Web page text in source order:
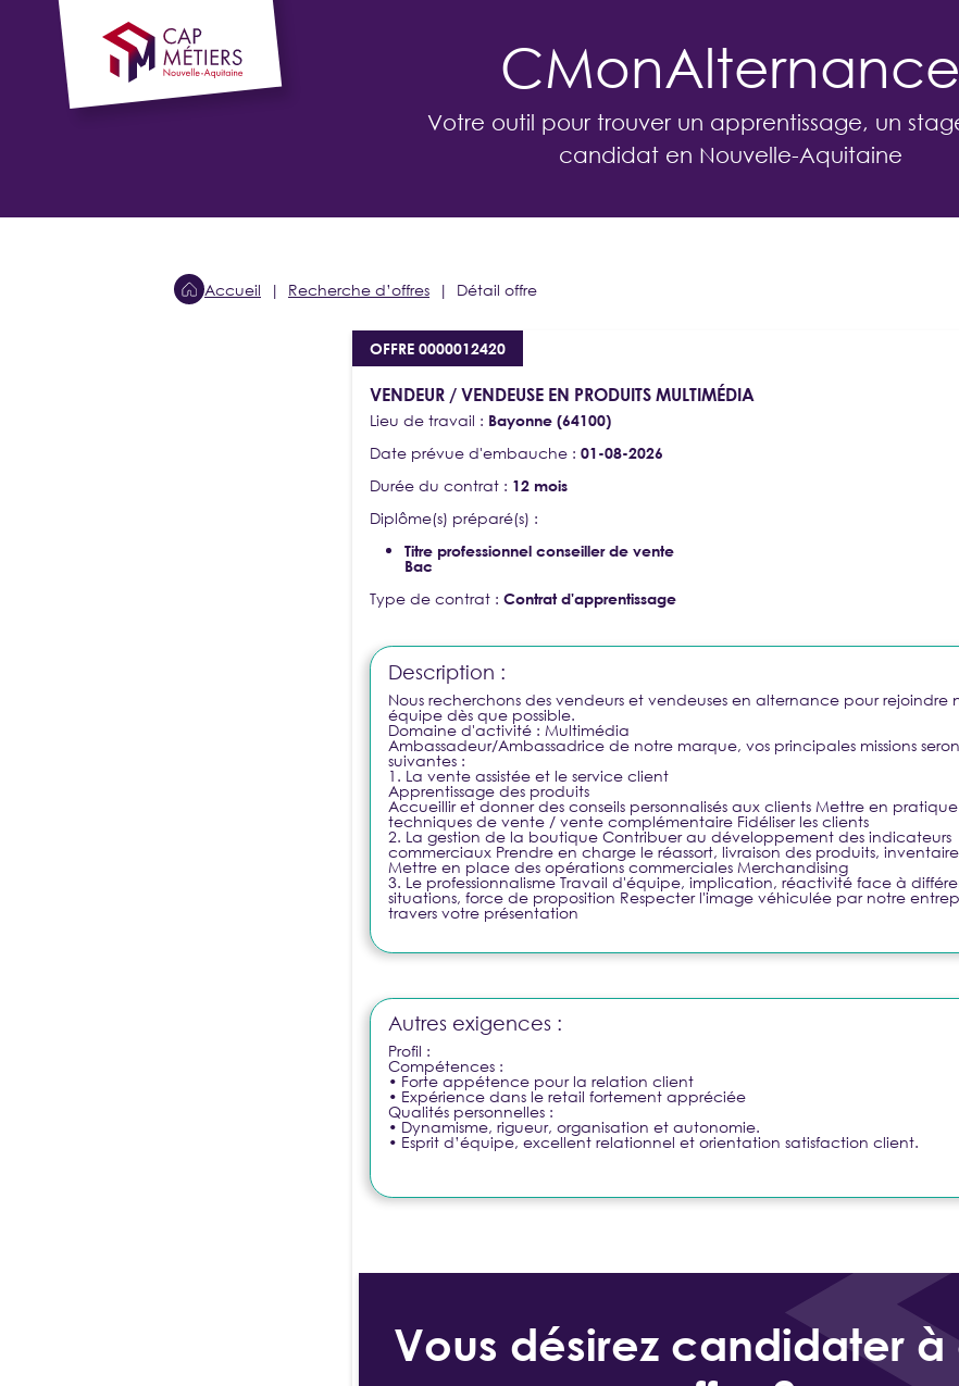
CMonAlternance
Votre outil pour trouver un apprentissage, un
candidat en Nouvelle-Aquitaine
de professionnalisation et des stages
Nouveau ?
Accueil Recherche d’offres Détail offre
OFFRE 0000012420
VENDEUR / VENDEUSE EN PRODUITS MULTIMÉDIA
Lieu de travail : Bayonne (64100)
Date prévue d'embauche : 01-08-2026
Durée du contrat : 12 mois
Diplôme(s) préparé(s) :
Titre professionnel conseiller de vente
Bac
Type de contrat : Contrat d'apprentissage
Description :
Nous recherchons des vendeurs et vendeuses en alternance pour rejoindre
équipe dès que possible.
Domaine d'activité : Multimédia
Ambassadeur/Ambassadrice de notre marque, vos principales missions
suivantes :
1. La vente assistée et le service client
Apprentissage des produits
Accueillir et donner des conseils personnalisés aux clients Mettre en pratique
techniques de vente / vente complémentaire Fidéliser les clients
2. La gestion de la boutique Contribuer au développement des indicateurs
commerciaux Prendre en charge le réassort, livraison des produits, inventaire
Mettre en place des opérations commerciales Merchandising
3. Le professionnalisme Travail d'équipe, implication, réactivité face à
situations, force de proposition Respecter l'image véhiculée par notre
travers votre présentation
Autres exigences :
Profil :
Compétences :
• Forte appétence pour la relation client
• Expérience dans le retail fortement appréciée
Qualités personnelles :
• Dynamisme, rigueur, organisation et autonomie.
• Esprit d’équipe, excellent relationnel et orientation satisfaction client.
Vous désirez candidater
Cookies management panel